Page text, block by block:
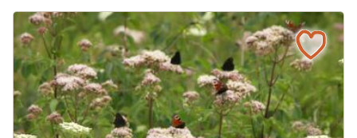
Ein blühendes Schmetterlingsbeet für Groß und Klein